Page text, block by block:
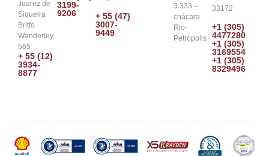
Juarez de
Siqueira
Britto
Wanderley,
565
+ 55 (12)
3934-
8877
3199-
9206
+ 55 (47)
3007-
9449
3.333 –
chácara
Rio-
Petrópolis
33172
+1 (305)
4477280
+1 (305)
3169554
+1 (305)
8329496